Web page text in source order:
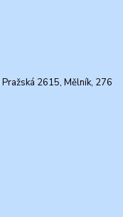
2615, Mělník, 276